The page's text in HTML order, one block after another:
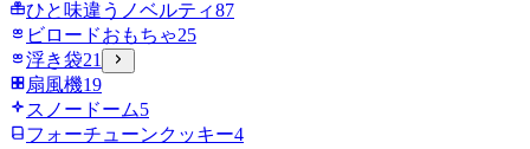
ひと味違うノベルティ87
ビロードおもちゃ25
浮き袋21
扇風機19
スノードーム5
フォーチューンクッキー4